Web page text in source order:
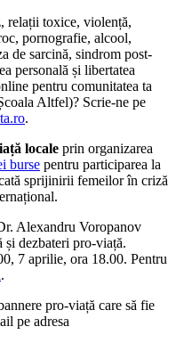
relații toxice, violență,
pornografie, alcool,
de sarcină, sindrom post-
personală și libertatea
pentru comunitatea ta
Altfel)? Scrie-ne pe
.
locale prin organizarea
burse pentru participarea la
sprijinirii femeilor în criză
Alexandru Voropanov
și dezbateri pro-viață.
7 aprilie, ora 18.00. Pentru
.
pro-viață care să fie
pe adresa